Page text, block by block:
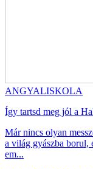
ANGYALISKOLA
Így tartsd meg jól a
Már nincs olyan
a világ gyászba borul,
em...